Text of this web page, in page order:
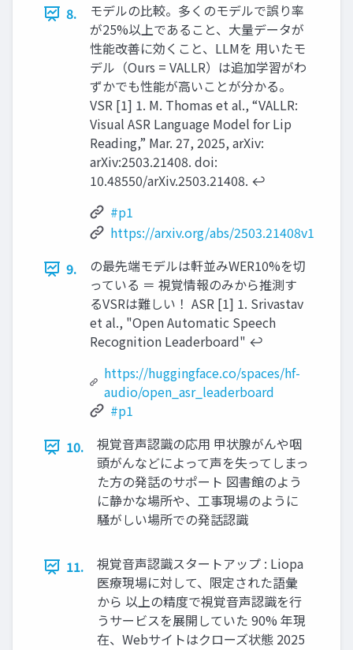
8.
モデルの比較。多くのモデルで誤り率
が25%以上であること、大量データが
性能改善に効くこと、LLMを 用いたモ
デル（Ours = VALLR）は追加学習がわ
ずかでも性能が高いことが分かる。
VSR [1] 1. M. Thomas et al., “VALLR:
Visual ASR Language Model for Lip
Reading,” Mar. 27, 2025, arXiv:
arXiv:2503.21408. doi:
10.48550/arXiv.2503.21408. ↩︎
#p1
https://arxiv.org/abs/2503.21408v1
9.
の最先端モデルは軒並みWER10%を切
っている ＝ 視覚情報のみから推測す
るVSRは難しい！ ASR [1] 1. Srivastav
et al., "Open Automatic Speech
Recognition Leaderboard" ↩︎
https://huggingface.co/spaces/hf-
audio/open_asr_leaderboard
#p1
10.
視覚音声認識の応用 甲状腺がんや咽
頭がんなどによって声を失ってしまっ
た方の発話のサポート 図書館のよう
に静かな場所や、工事現場のように
騒がしい場所での発話認識
11.
視覚音声認識スタートアップ : Liopa
医療現場に対して、限定された語彙
から 以上の精度で視覚音声認識を行
うサービスを展開していた 90% 年現
在、Webサイトはクローズ状態 2025